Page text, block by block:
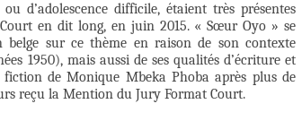
d’adolescence difficile, étaient très présentes
en dit long, en juin 2015. « Sœur Oyo » se
sur ce thème en raison de son contexte
1950), mais aussi de ses qualités d’écriture et
de Monique Mbeka Phoba après plus de
reçu la Mention du Jury Format Court.